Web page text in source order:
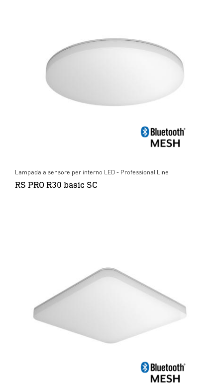
Lampada a sensore per interno LED - Professional Line
RS PRO R30 basic SC